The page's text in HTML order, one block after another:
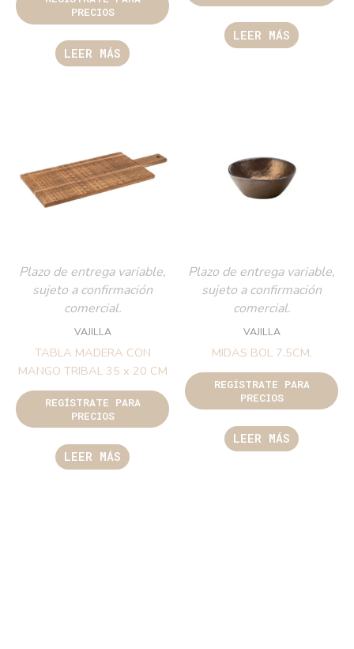
PRECIOS
LEER MÁS
LEER MÁS
Plazo de entrega variable,
sujeto a confirmación
comercial.
VAJILLA
TABLA MADERA CON
MANGO TRIBAL 35 x 20 CM
REGÍSTRATE PARA
PRECIOS
LEER MÁS
Plazo de entrega variable,
sujeto a confirmación
comercial.
VAJILLA
MIDAS BOL 7.5CM.
REGÍSTRATE PARA
PRECIOS
LEER MÁS